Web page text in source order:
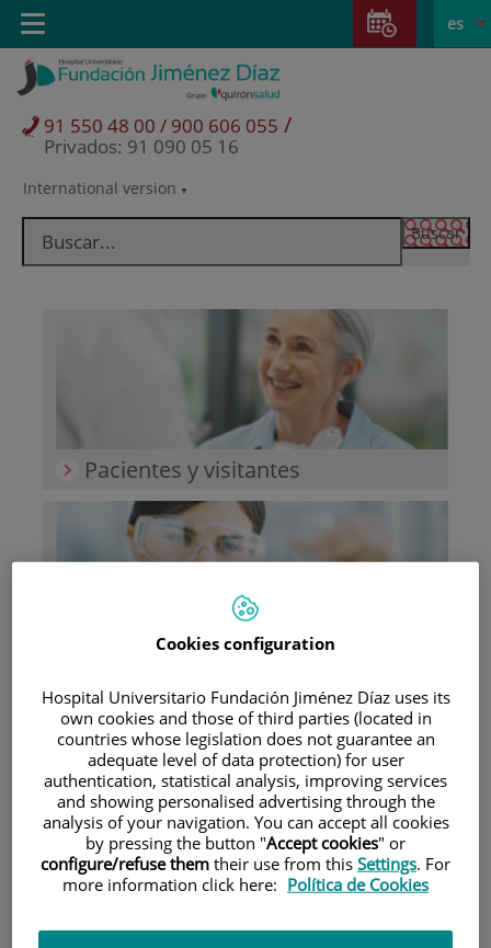
Saltar al contenido
Saltar
contenido
Selector
idioma
activo
es
International version
91 550 48 00 / 900 606 055 /
Privados: 91 090 05 16
Toggle
navigation
Pacientes y visitantes
Docencia
Cookies configuration
Hospital Universitario Fundación Jiménez Díaz uses its
own cookies and those of third parties (located in
countries whose legislation does not guarantee an
adequate level of data protection) for user
authentication, statistical analysis, improving services
and showing personalised advertising through the
analysis of your navigation. You can accept all cookies
by pressing the button "Accept cookies" or
configure/refuse them their use from this Settings. For
more information click here: Política de Cookies